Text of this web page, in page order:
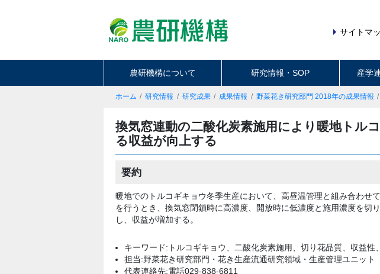
サイトマ
農研機構について 研究情報・SOP 産学
ホーム 研究情報 研究成果 成果情報 野菜花き研究部門 2018年の成果情報
換気窓連動の二酸化炭素施用により暖地トル
る収益が向上する
要約
暖地でのトルコギキョウ冬季生産において、高昼温管理と組み合わせ
を行うとき、換気窓閉鎖時に高濃度、開放時に低濃度と施用濃度を切
し、収益が増加する。
キーワード:トルコギキョウ、二酸化炭素施用、切り花品質、収益性
担当:野菜花き研究部門・花き生産流通研究領域・生産管理ユニット
代表連絡先:電話029-838-6811